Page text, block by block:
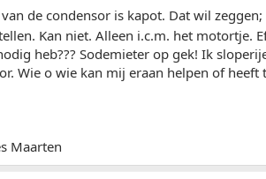
van de condensor is kapot. Dat wil
Kan niet. Alleen i.c.m. het motortje.
heb??? Sodemieter op gek! Ik
Wie o wie kan mij eraan helpen of heeft
Maarten